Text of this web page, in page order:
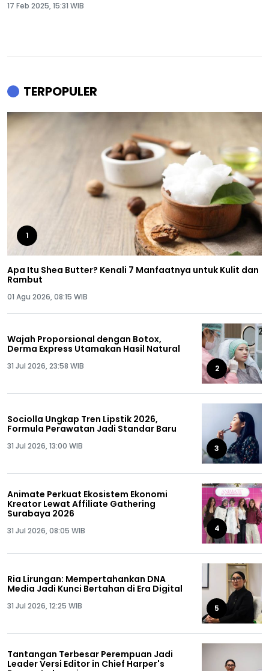
17 Feb 2025, 15:31 WIB
TERPOPULER
1
Apa Itu Shea Butter? Kenali 7 Manfaatnya untuk Kulit dan
Rambut
01 Agu 2026, 08:15 WIB
Wajah Proporsional dengan Botox,
Derma Express Utamakan Hasil Natural
31 Jul 2026, 23:58 WIB 2
Sociolla Ungkap Tren Lipstik 2026,
Formula Perawatan Jadi Standar Baru
31 Jul 2026, 13:00 WIB 3
Animate Perkuat Ekosistem Ekonomi
Kreator Lewat Affiliate Gathering
Surabaya 2026
31 Jul 2026, 08:05 WIB 4
Ria Lirungan: Mempertahankan DNA
Media Jadi Kunci Bertahan di Era Digital
31 Jul 2026, 12:25 WIB 5
Tantangan Terbesar Perempuan Jadi
Leader Versi Editor in Chief Harper's